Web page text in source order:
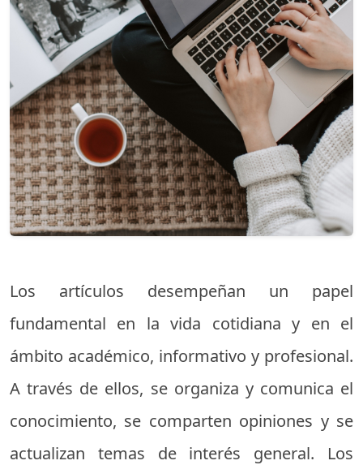
Los artículos desempeñan un papel
fundamental en la vida cotidiana y en el
ámbito académico, informativo y profesional.
A través de ellos, se organiza y comunica el
conocimiento, se comparten opiniones y se
actualizan temas de interés general. Los